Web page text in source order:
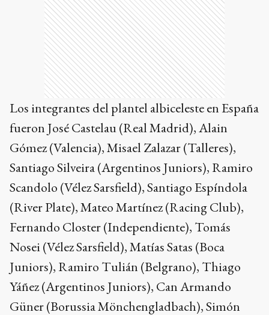
Los integrantes del plantel albiceleste en España
fueron José Castelau (Real Madrid), Alain
Gómez (Valencia), Misael Zalazar (Talleres),
Santiago Silveira (Argentinos Juniors), Ramiro
Scandolo (Vélez Sarsfield), Santiago Espíndola
(River Plate), Mateo Martínez (Racing Club),
Fernando Closter (Independiente), Tomás
Nosei (Vélez Sarsfield), Matías Satas (Boca
Juniors), Ramiro Tulián (Belgrano), Thiago
Yáñez (Argentinos Juniors), Can Armando
Güner (Borussia Mönchengladbach), Simón